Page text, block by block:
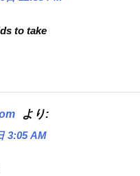
to take
より:
3:05 AM